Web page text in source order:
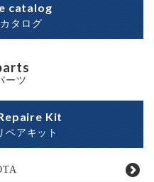
catalog
タログ
ーツ
Kit
ペアキット